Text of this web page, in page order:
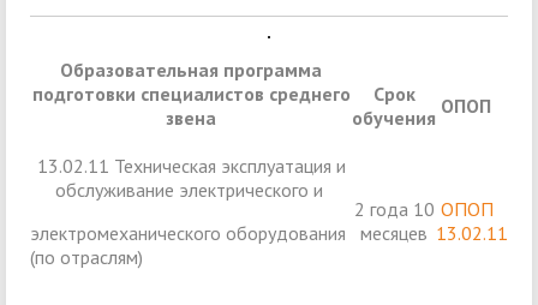
Образовательная программа
подготовки специалистов среднего
звена
Срок
обучения ОПОП
13.02.11 Техническая эксплуатация и
обслуживание электрического и
электромеханического оборудования
(по отраслям)
2 года 10
месяцев
ОПОП
13.02.11